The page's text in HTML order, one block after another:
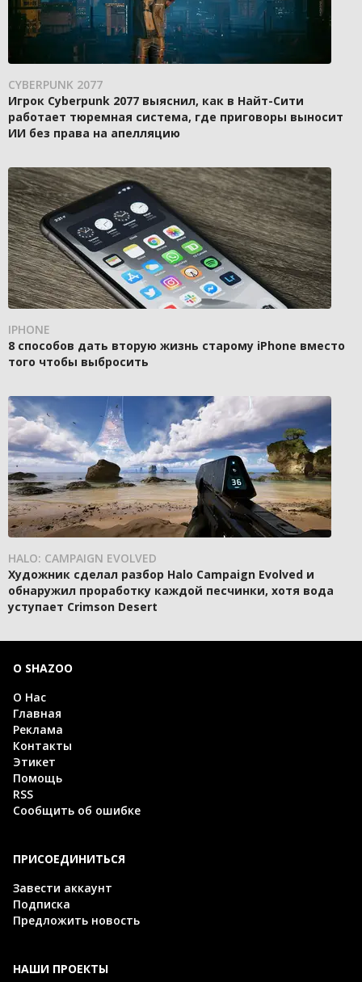
CYBERPUNK 2077
Игрок Cyberpunk 2077 выяснил, как в Найт-Сити
работает тюремная система, где приговоры выносит
ИИ без права на апелляцию
IPHONE
8 способов дать вторую жизнь старому iPhone вместо
того чтобы выбросить
HALO: CAMPAIGN EVOLVED
Художник сделал разбор Halo Campaign Evolved и
обнаружил проработку каждой песчинки, хотя вода
уступает Crimson Desert
О SHAZOO
О Нас
Главная
Реклама
Контакты
Этикет
Помощь
RSS
Сообщить об ошибке
ПРИСОЕДИНИТЬСЯ
Завести аккаунт
Подписка
Предложить новость
НАШИ ПРОЕКТЫ